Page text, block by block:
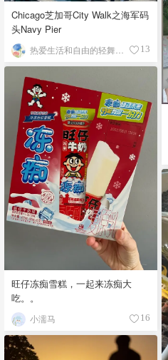
Chicago芝加哥City Walk之海军码
头Navy Pier
13
旺仔冻痴雪糕，一起来冻痴大
吃。。
小濡马 16